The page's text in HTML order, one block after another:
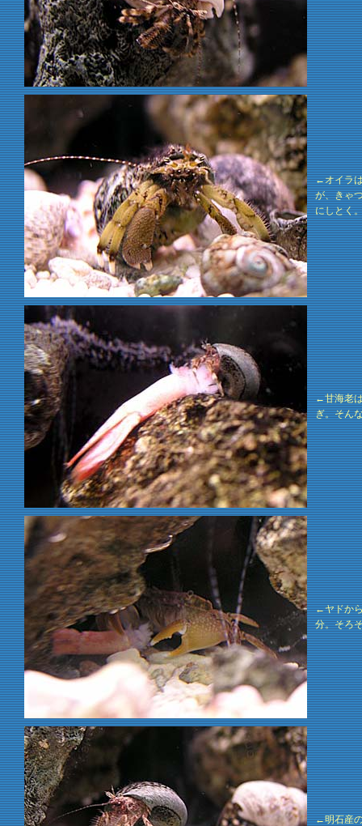
←オイラ
が、きゃ
にしとく
←甘海老
ぎ。そん
←ヤドか
分。そろ
←明石産